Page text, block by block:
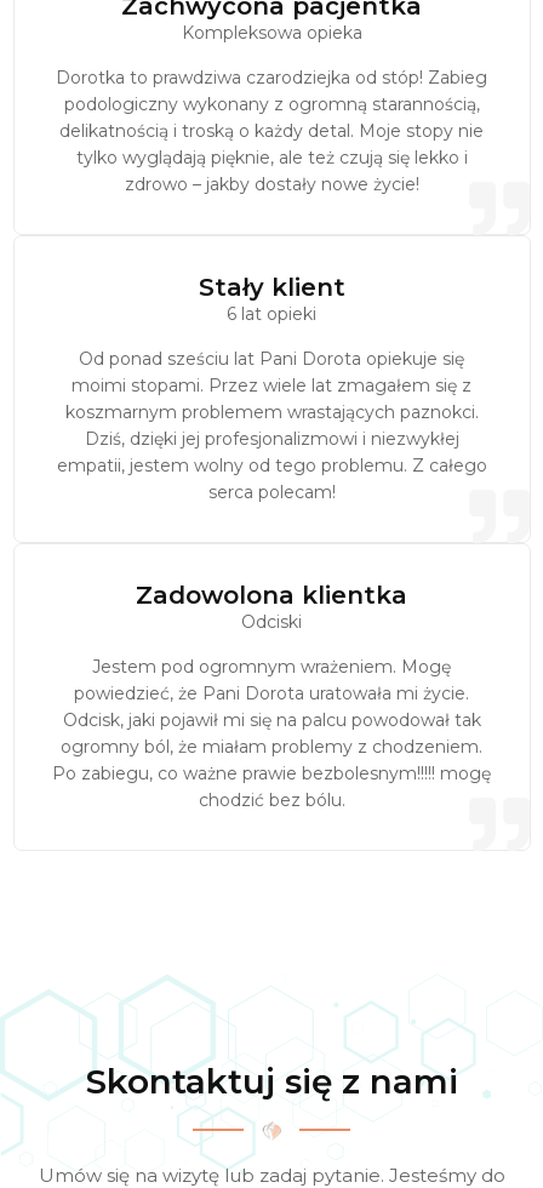
Kompleksowa opieka
Dorotka to prawdziwa czarodziejka od stóp! Zabieg
podologiczny wykonany z ogromną starannością,
delikatnością i troską o każdy detal. Moje stopy nie
tylko wyglądają pięknie, ale też czują się lekko i
zdrowo – jakby dostały nowe życie!
Stały klient
6 lat opieki
Od ponad sześciu lat Pani Dorota opiekuje się
moimi stopami. Przez wiele lat zmagałem się z
koszmarnym problemem wrastających paznokci.
Dziś, dzięki jej profesjonalizmowi i niezwykłej
empatii, jestem wolny od tego problemu. Z całego
serca polecam!
Zadowolona klientka
Odciski
Jestem pod ogromnym wrażeniem. Mogę
powiedzieć, że Pani Dorota uratowała mi życie.
Odcisk, jaki pojawił mi się na palcu powodował tak
ogromny ból, że miałam problemy z chodzeniem.
Po zabiegu, co ważne prawie bezbolesnym!!!!! mogę
chodzić bez bólu.
Skontaktuj się z nami
Umów się na wizytę lub zadaj pytanie. Jesteśmy do